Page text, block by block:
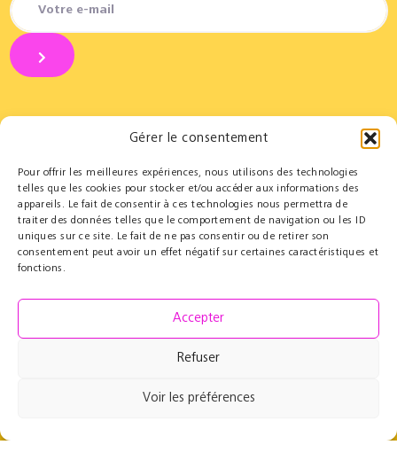
Gérer le consentement
Pour offrir les meilleures expériences, nous utilisons des technologies
telles que les cookies pour stocker et/ou accéder aux informations des
appareils. Le fait de consentir à ces technologies nous permettra de
traiter des données telles que le comportement de navigation ou les ID
uniques sur ce site. Le fait de ne pas consentir ou de retirer son
consentement peut avoir un effet négatif sur certaines caractéristiques et
fonctions.
Accepter
Refuser
Voir les préférences
Partners
Le Cercle des Mécènes
Supporting us
Educational
Educational residencies
t@lenschool
Health & music
Resources
Contact